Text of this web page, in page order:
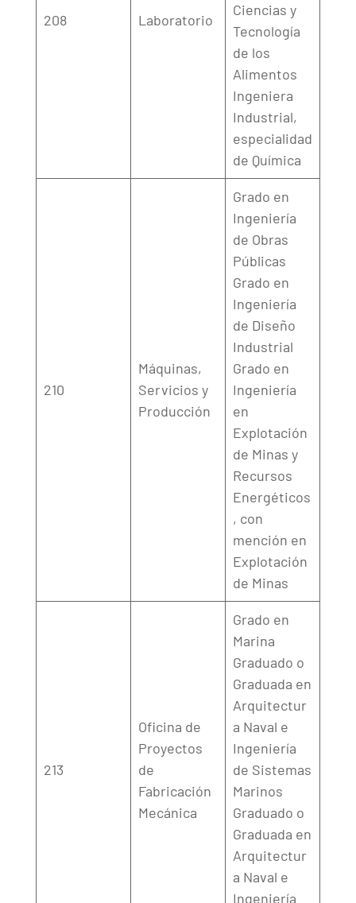
208 Laboratorio
Ciencias y
Tecnología
de los
Alimentos
Ingeniera
Industrial,
especialidad
de Química
210
Máquinas,
Servicios y
Producción
Grado en
Ingeniería
de Obras
Públicas
Grado en
Ingeniería
de Diseño
Industrial
Grado en
Ingeniería
en
Explotación
de Minas y
Recursos
Energéticos
, con
mención en
Explotación
de Minas
213
Oficina de
Proyectos
de
Fabricación
Mecánica
Grado en
Marina
Graduado o
Graduada en
Arquitectur
a Naval e
Ingeniería
de Sistemas
Marinos
Graduado o
Graduada en
Arquitectur
a Naval e
Ingeniería